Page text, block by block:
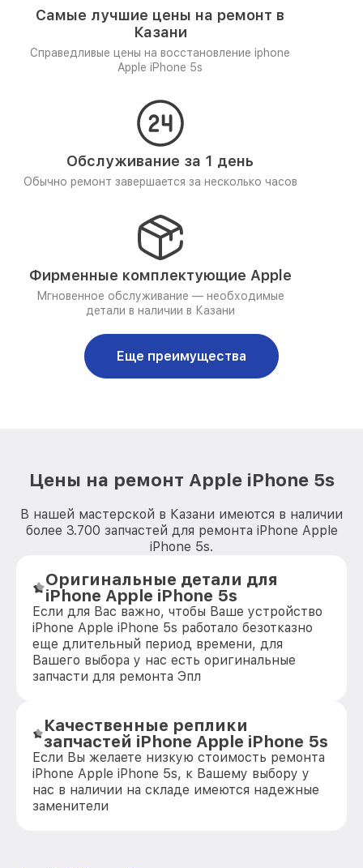
Самые лучшие цены на ремонт в
Казани
Справедливые цены на восстановление iphone
Apple iPhone 5s
Обслуживание за 1 день
Обычно ремонт завершается за несколько часов
Фирменные комплектующие Apple
Мгновенное обслуживание — необходимые
детали в наличии в Казани
Еще преимущества
Цены на ремонт Apple iPhone 5s
В нашей мастерской в Казани имеются в наличии
более 3.700 запчастей для ремонта iPhone Apple
iPhone 5s.
Оригинальные детали для
iPhone Apple iPhone 5s
Если для Вас важно, чтобы Ваше устройство
iPhone Apple iPhone 5s работало безотказно
еще длительный период времени, для
Вашего выбора у нас есть оригинальные
запчасти для ремонта Эпл
Качественные реплики
запчастей iPhone Apple iPhone 5s
Если Вы желаете низкую стоимость ремонта
iPhone Apple iPhone 5s, к Вашему выбору у
нас в наличии на складе имеются надежные
заменители